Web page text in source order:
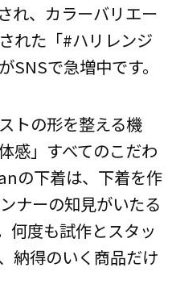
れ、カラーバリエー
れた「#ハリレンジ
SNSで急増中です。
トの形を整える機
感」すべてのこだわ
の下着は、下着を作
ナーの知見がいたる
何度も試作とスタッ
納得のいく商品だけ